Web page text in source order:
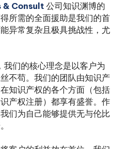
& Consult 公司知识渊博的
所需的全面援助是我们的首
异常复杂且极具挑战性，尤
我们的核心理念是以客户为
不苟。我们的团队由知识产
知识产权的各个方面（包括
产权注册）都享有盛誉。作
们为自己能够提供无与伦比